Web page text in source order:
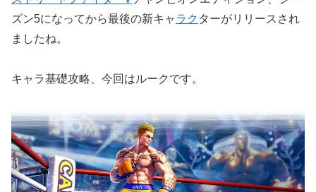
ズン5になってから最後の新キャラク ターがリリースされ
ましたね。
キャラ基礎攻略、今回はルークです。